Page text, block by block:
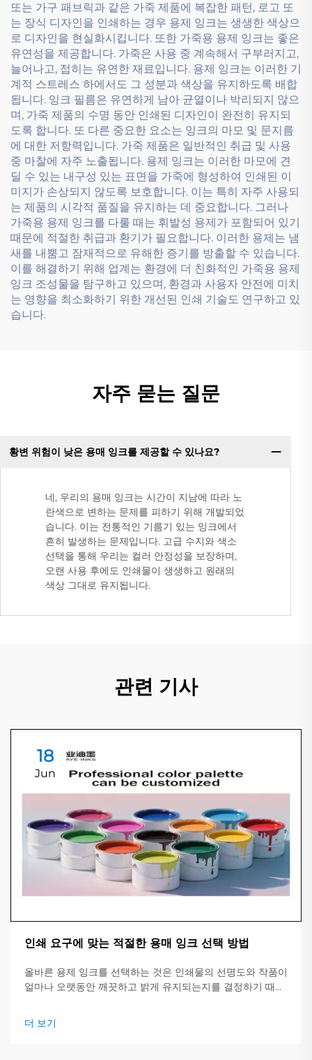
또는 가구 패브릭과 같은 가죽 제품에 복잡한 패턴, 로고 또
는 장식 디자인을 인쇄하는 경우 용제 잉크는 생생한 색상으
로 디자인을 현실화시킵니다. 또한 가죽용 용제 잉크는 좋은
유연성을 제공합니다. 가죽은 사용 중 계속해서 구부러지고,
늘어나고, 접히는 유연한 재료입니다. 용제 잉크는 이러한 기
계적 스트레스 하에서도 그 성분과 색상을 유지하도록 배합
됩니다. 잉크 필름은 유연하게 남아 균열이나 박리되지 않으
며, 가죽 제품의 수명 동안 인쇄된 디자인이 완전히 유지되
도록 합니다. 또 다른 중요한 요소는 잉크의 마모 및 문지름
에 대한 저항력입니다. 가죽 제품은 일반적인 취급 및 사용
중 마찰에 자주 노출됩니다. 용제 잉크는 이러한 마모에 견
딜 수 있는 내구성 있는 표면을 가죽에 형성하여 인쇄된 이
미지가 손상되지 않도록 보호합니다. 이는 특히 자주 사용되
는 제품의 시각적 품질을 유지하는 데 중요합니다. 그러나
가죽용 용제 잉크를 다룰 때는 휘발성 용제가 포함되어 있기
때문에 적절한 취급과 환기가 필요합니다. 이러한 용제는 냄
새를 내뿜고 잠재적으로 유해한 증기를 방출할 수 있습니다.
이를 해결하기 위해 업계는 환경에 더 친화적인 가죽용 용제
잉크 조성물을 탐구하고 있으며, 환경과 사용자 안전에 미치
는 영향을 최소화하기 위한 개선된 인쇄 기술도 연구하고 있
습니다.
자주 묻는 질문
황변 위험이 낮은 용매 잉크를 제공할 수 있나요?
네, 우리의 용매 잉크는 시간이 지남에 따라 노
란색으로 변하는 문제를 피하기 위해 개발되었
습니다. 이는 전통적인 기름기 있는 잉크에서
흔히 발생하는 문제입니다. 고급 수지와 색소
선택을 통해 우리는 컬러 안정성을 보장하며,
오랜 사용 후에도 인쇄물이 생생하고 원래의
색상 그대로 유지됩니다.
관련 기사
18
Jun
인쇄 요구에 맞는 적절한 용매 잉크 선택 방법
올바른 용제 잉크를 선택하는 것은 인쇄물의 선명도와 작품이
얼마나 오랫동안 깨끗하고 밝게 유지되는지를 결정하기 때문
업 및 확인해야 할 핵심 사항에 대한 개요를 제공합니다.
더 보기